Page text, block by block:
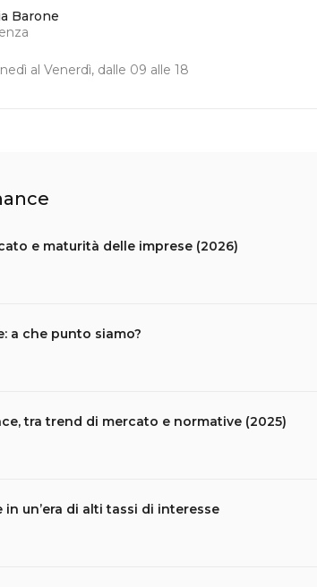
Barone
al Venerdì, dalle 09 alle 18
e maturità delle imprese (2026)
a che punto siamo?
tra trend di mercato e normative (2025)
un’era di alti tassi di interesse